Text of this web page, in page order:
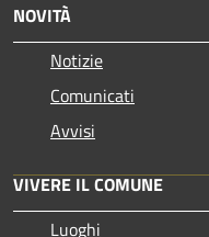
NOVITÀ
Notizie
Comunicati
Avvisi
VIVERE IL COMUNE
Luoghi